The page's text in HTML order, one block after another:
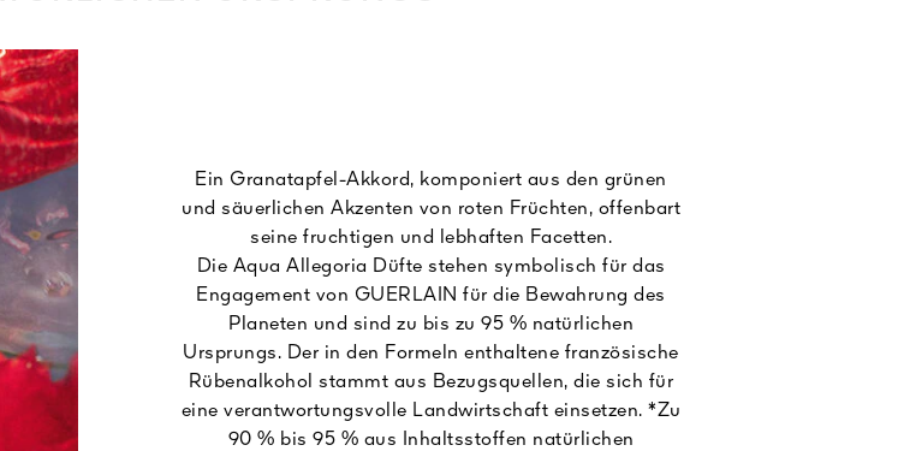
Ein Granatapfel-Akkord, komponiert aus den grünen
und säuerlichen Akzenten von roten Früchten, offenbart
seine fruchtigen und lebhaften Facetten.
Die Aqua Allegoria Düfte stehen symbolisch für das
Engagement von GUERLAIN für die Bewahrung des
Planeten und sind zu bis zu 95 % natürlichen
Ursprungs. Der in den Formeln enthaltene französische
Rübenalkohol stammt aus Bezugsquellen, die sich für
eine verantwortungsvolle Landwirtschaft einsetzen. *Zu
90 % bis 95 % aus Inhaltsstoffen natürlichen